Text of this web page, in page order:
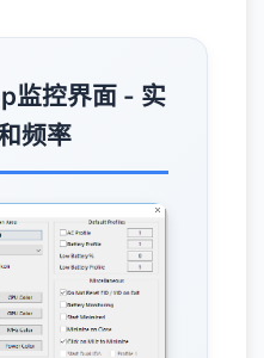
控界面 - 实
频率